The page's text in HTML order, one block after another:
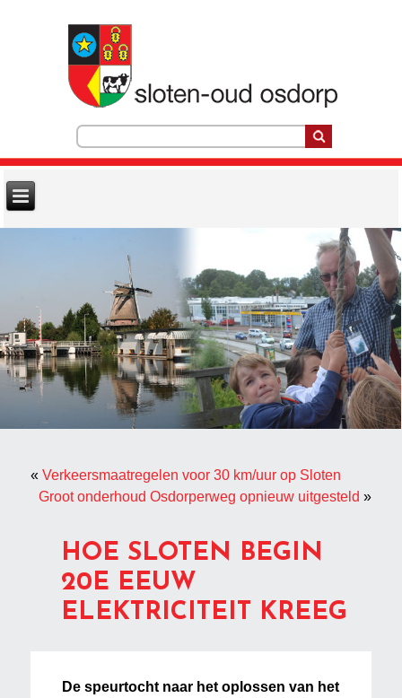
«Verkeersmaatregelen voor 30 km/uur op Sloten
Groot onderhoud Osdorperweg opnieuw uitgesteld »
HOE SLOTEN BEGIN
20E EEUW
ELEKTRICITEIT KREEG
De speurtocht naar het oplossen van het